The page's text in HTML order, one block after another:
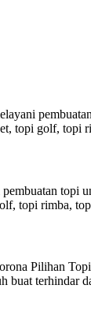
topi golf,
topi
topi rimba,
Pilihan
buat terhindar